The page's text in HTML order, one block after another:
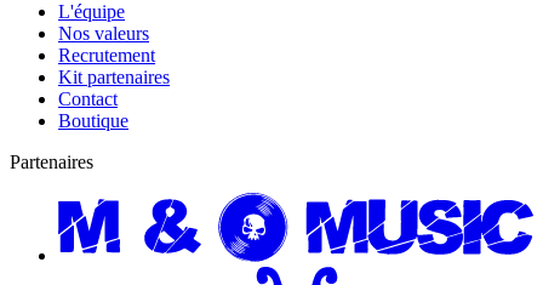
L'équipe
Nos valeurs
Recrutement
Kit partenaires
Contact
Boutique
Partenaires